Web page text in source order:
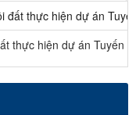
đất thực hiện dự án
thực hiện dự án Tuyến